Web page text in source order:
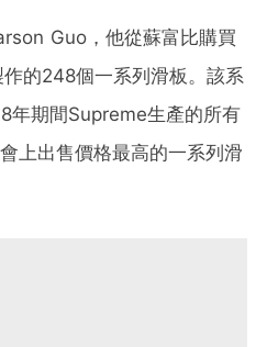
Guo，他從蘇富比購買
的248個一系列滑板。該系
年期間Supreme生產的所有
上出售價格最高的一系列滑